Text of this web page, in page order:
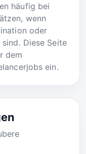
häufig bei
wenn
oder
Diese Seite
dem
ein.